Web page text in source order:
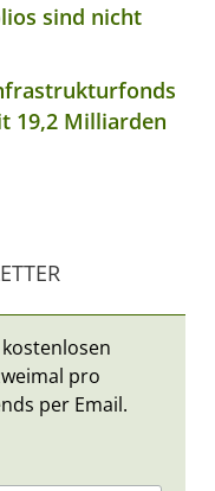
sind nicht
19,2 Milliarden
pro
per Email.